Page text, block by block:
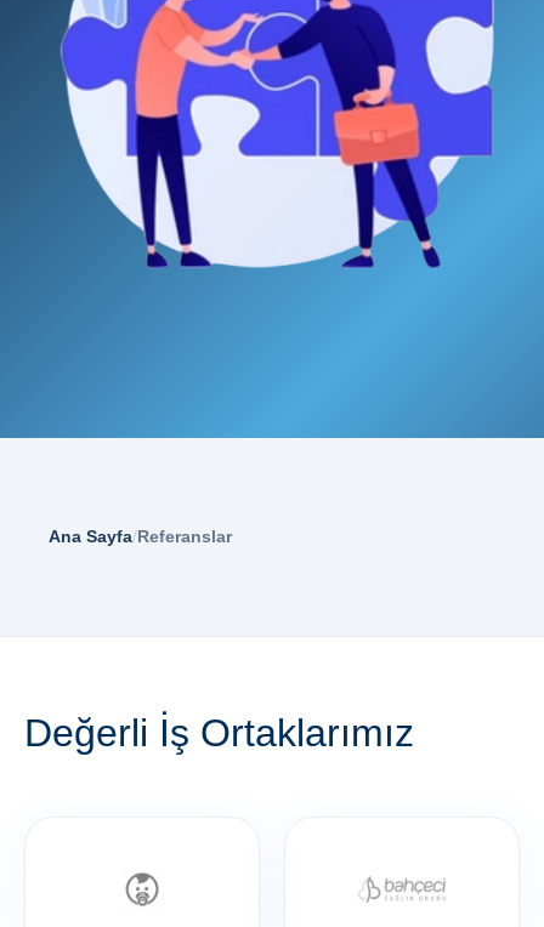
Ana Sayfa/Referanslar
Değerli İş Ortaklarımız